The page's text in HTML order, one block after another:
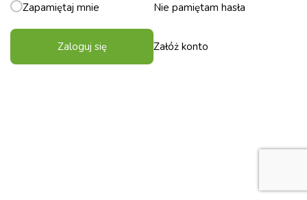
Zapamiętaj mnie Nie pamiętam hasła
Zaloguj się Załóż konto